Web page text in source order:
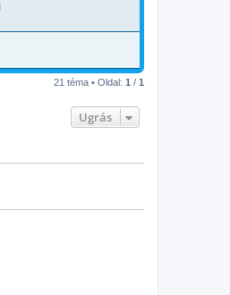
21 téma • Oldal: 1 / 1
Ugrás